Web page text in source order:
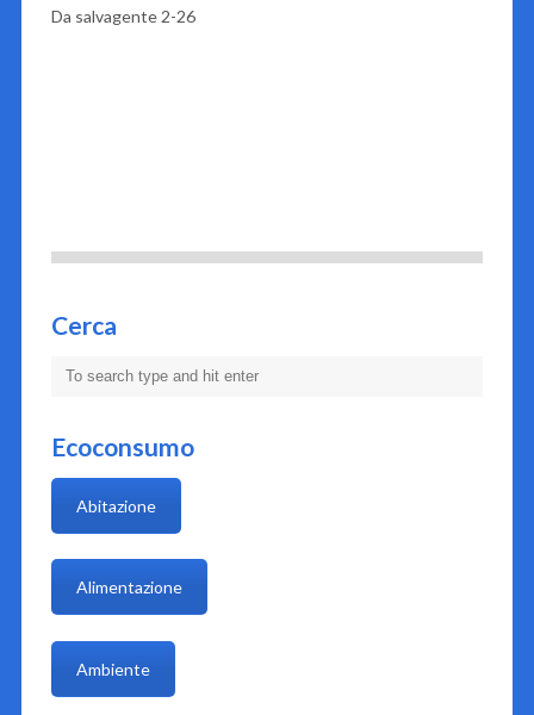
Da salvagente 2-26
Cerca
Ecoconsumo
Abitazione
Alimentazione
Ambiente